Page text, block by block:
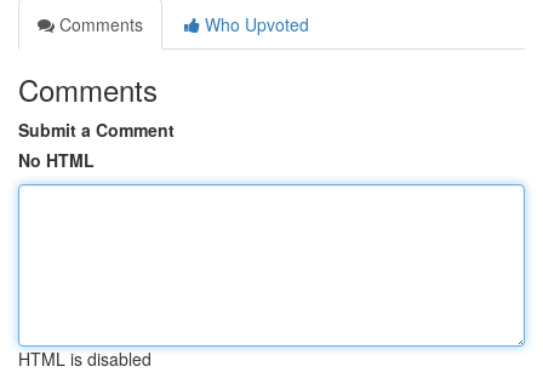
Comments
Who Upvoted
Comments
Submit a Comment
No HTML
HTML is disabled